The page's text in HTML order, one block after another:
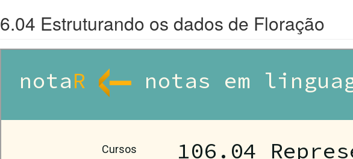
6.04 Estruturando os dados de Floração